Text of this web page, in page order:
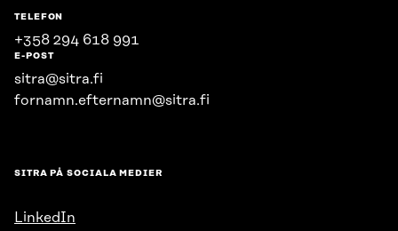
TELEFON
+358 294 618 991
E-POST
sitra@sitra.fi
fornamn.efternamn@sitra.fi
SITRA PÅ SOCIALA MEDIER
LinkedIn